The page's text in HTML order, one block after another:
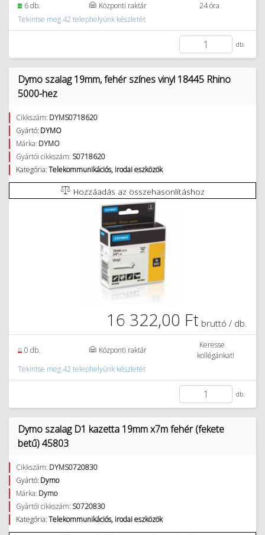
6 db. Központi raktár
24 óra
Tekintse meg 42 telephelyünk készletét
db.
Dymo szalag 19mm, fehér színes vinyl 18445 Rhino
5000-hez
Cikkszám: DYMS0718620
Gyártó: DYMO
Márka: DYMO
Gyártói cikkszám: S0718620
Kategória:Telekommunikációs, irodai eszközök
Hozzáadás az összehasonlításhoz
16 322,00 Ft bruttó / db.
0 db. Központi raktár
Keresse
kollégánkat!
Tekintse meg 42 telephelyünk készletét
db.
Dymo szalag D1 kazetta 19mm x7m fehér (fekete
betű) 45803
Cikkszám: DYMS0720830
Gyártó: Dymo
Márka: Dymo
Gyártói cikkszám: S0720830
Kategória:Telekommunikációs, irodai eszközök